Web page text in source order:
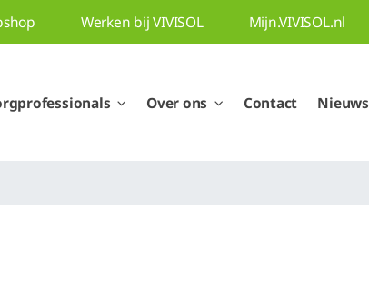
Werken bij VIVISOL Mijn.VIVISOL.nl
Over ons Contact Nieuws